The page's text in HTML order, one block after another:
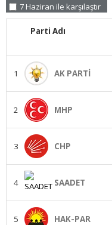
7 Haziran ile karşılaştır
Parti Adı
1 AK PARTİ
2 MHP
3 CHP
4 SAADET
5 HAK-PAR